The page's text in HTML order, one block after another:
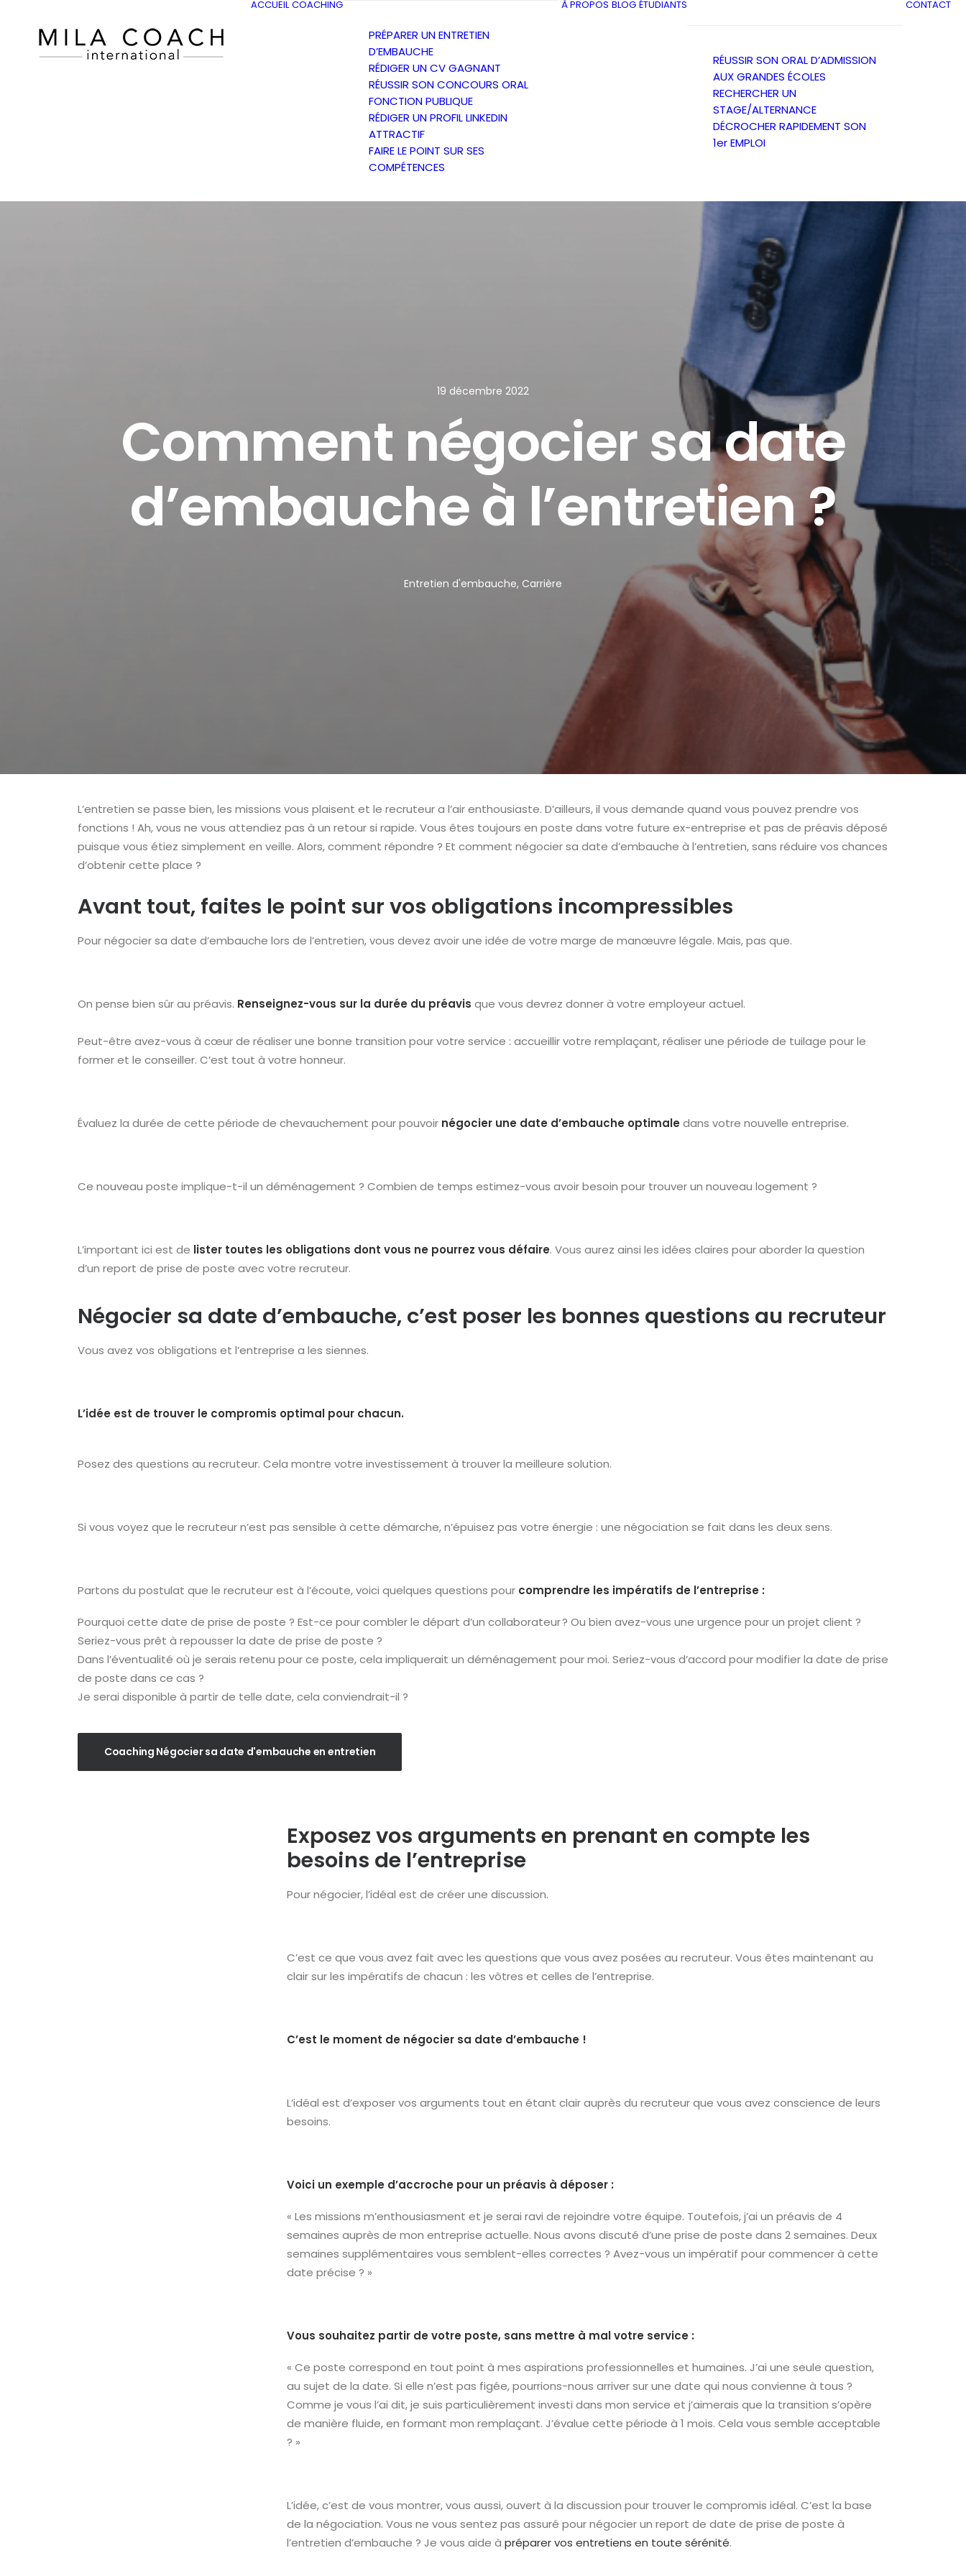
ACCUEIL COACHING
PRÉPARER UN ENTRETIEN
D’EMBAUCHE
RÉDIGER UN CV GAGNANT
RÉUSSIR SON CONCOURS ORAL
FONCTION PUBLIQUE
RÉDIGER UN PROFIL LINKEDIN
ATTRACTIF
FAIRE LE POINT SUR SES
COMPÉTENCES
À PROPOS BLOG ÉTUDIANTS
RÉUSSIR SON ORAL D’ADMISSION
AUX GRANDES ÉCOLES
RECHERCHER UN
STAGE/ALTERNANCE
DÉCROCHER RAPIDEMENT SON
1er EMPLOI
CONTACT
19 décembre 2022
Comment négocier sa date
d’embauche à l’entretien ?
Entretien d'embauche, Carrière
L’entretien se passe bien, les missions vous plaisent et le recruteur a l’air enthousiaste. D’ailleurs, il vous demande quand vous pouvez prendre vos
fonctions ! Ah, vous ne vous attendiez pas à un retour si rapide. Vous êtes toujours en poste dans votre future ex-entreprise et pas de préavis déposé
puisque vous étiez simplement en veille. Alors, comment répondre ? Et comment négocier sa date d’embauche à l’entretien, sans réduire vos chances
d’obtenir cette place ?
Avant tout, faites le point sur vos obligations incompressibles
Pour négocier sa date d’embauche lors de l’entretien, vous devez avoir une idée de votre marge de manœuvre légale. Mais, pas que.
On pense bien sûr au préavis. Renseignez-vous sur la durée du préavis que vous devrez donner à votre employeur actuel.
Peut-être avez-vous à cœur de réaliser une bonne transition pour votre service : accueillir votre remplaçant, réaliser une période de tuilage pour le
former et le conseiller. C’est tout à votre honneur.
Évaluez la durée de cette période de chevauchement pour pouvoir négocier une date d’embauche optimale dans votre nouvelle entreprise.
Ce nouveau poste implique-t-il un déménagement ? Combien de temps estimez-vous avoir besoin pour trouver un nouveau logement ?
L’important ici est de lister toutes les obligations dont vous ne pourrez vous défaire. Vous aurez ainsi les idées claires pour aborder la question
d’un report de prise de poste avec votre recruteur.
Négocier sa date d’embauche, c’est poser les bonnes questions au recruteur
Vous avez vos obligations et l’entreprise a les siennes.
L’idée est de trouver le compromis optimal pour chacun.
Posez des questions au recruteur. Cela montre votre investissement à trouver la meilleure solution.
Si vous voyez que le recruteur n’est pas sensible à cette démarche, n’épuisez pas votre énergie : une négociation se fait dans les deux sens.
Partons du postulat que le recruteur est à l’écoute, voici quelques questions pour comprendre les impératifs de l’entreprise :
Pourquoi cette date de prise de poste ? Est-ce pour combler le départ d’un collaborateur ? Ou bien avez-vous une urgence pour un projet client ?
Seriez-vous prêt à repousser la date de prise de poste ?
Dans l’éventualité où je serais retenu pour ce poste, cela impliquerait un déménagement pour moi. Seriez-vous d’accord pour modifier la date de prise
de poste dans ce cas ?
Je serai disponible à partir de telle date, cela conviendrait-il ?
Coaching Négocier sa date d'embauche en entretien
Exposez vos arguments en prenant en compte les
besoins de l’entreprise
Pour négocier, l’idéal est de créer une discussion.
C’est ce que vous avez fait avec les questions que vous avez posées au recruteur. Vous êtes maintenant au
clair sur les impératifs de chacun : les vôtres et celles de l’entreprise.
C’est le moment de négocier sa date d’embauche !
L’idéal est d’exposer vos arguments tout en étant clair auprès du recruteur que vous avez conscience de leurs
besoins.
Voici un exemple d’accroche pour un préavis à déposer :
« Les missions m’enthousiasment et je serai ravi de rejoindre votre équipe. Toutefois, j’ai un préavis de 4
semaines auprès de mon entreprise actuelle. Nous avons discuté d’une prise de poste dans 2 semaines. Deux
semaines supplémentaires vous semblent-elles correctes ? Avez-vous un impératif pour commencer à cette
date précise ? »
Vous souhaitez partir de votre poste, sans mettre à mal votre service :
« Ce poste correspond en tout point à mes aspirations professionnelles et humaines. J’ai une seule question,
au sujet de la date. Si elle n’est pas figée, pourrions-nous arriver sur une date qui nous convienne à tous ?
Comme je vous l’ai dit, je suis particulièrement investi dans mon service et j’aimerais que la transition s’opère
de manière fluide, en formant mon remplaçant. J’évalue cette période à 1 mois. Cela vous semble acceptable
? »
L’idée, c’est de vous montrer, vous aussi, ouvert à la discussion pour trouver le compromis idéal. C’est la base
de la négociation. Vous ne vous sentez pas assuré pour négocier un report de date de prise de poste à
l’entretien d’embauche ? Je vous aide à préparer vos entretiens en toute sérénité.